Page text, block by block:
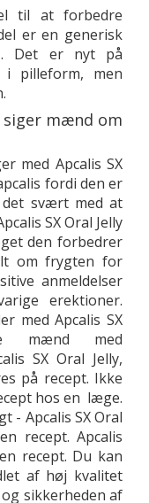
til at forbedre
er en generisk
Det er nyt på
i pilleform, men
siger mænd om
med Apcalis SX
fordi den er
svært med at
SX Oral Jelly
den forbedrer
om frygten for
anmeldelser
erektioner.
med Apcalis SX
mænd med
SX Oral Jelly,
på recept. Ikke
hos en læge.
- Apcalis SX Oral
recept. Apcalis
recept. Du kan
af høj kvalitet
sikkerheden af